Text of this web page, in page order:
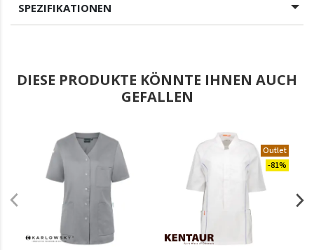
SPEZIFIKATIONEN
DIESE PRODUKTE KÖNNTE IHNEN AUCH
GEFALLEN
Outlet
-81%